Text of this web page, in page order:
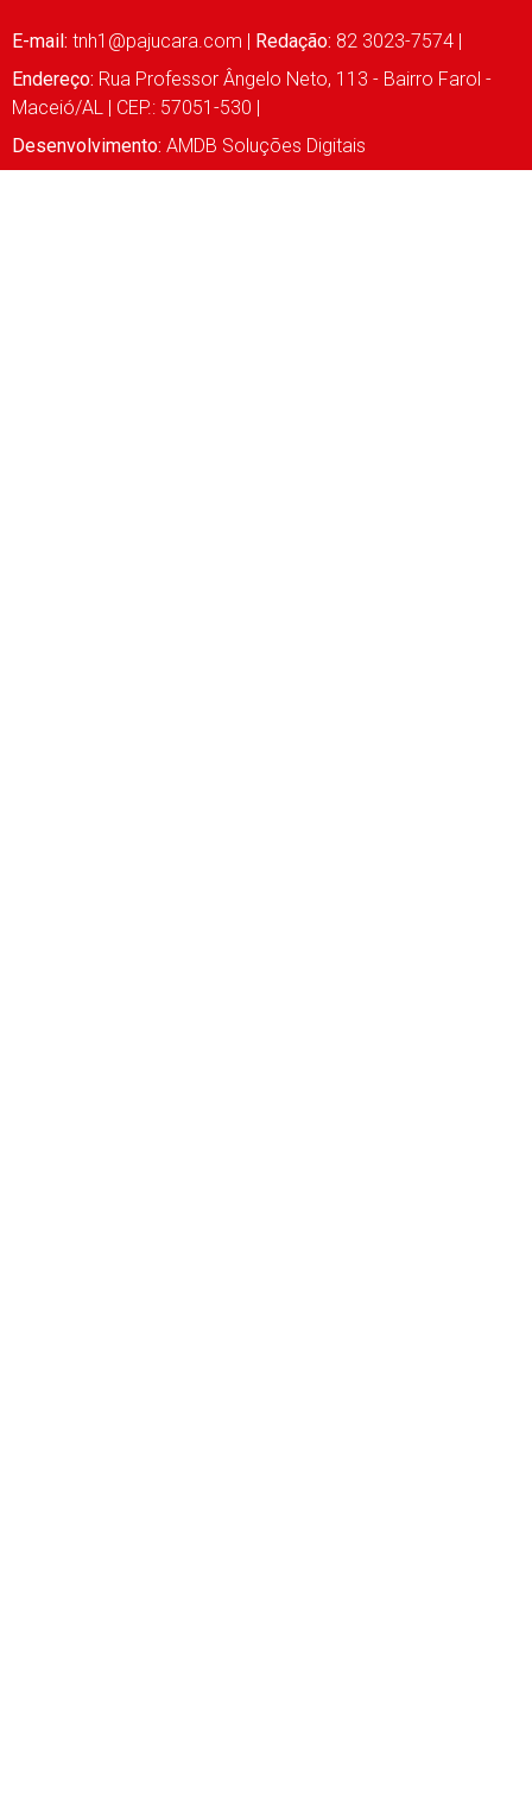
E-mail: tnh1@pajucara.com Redação: 82 3023-7574 |
Endereço: Rua Professor Ângelo Neto, 113 - Bairro Farol -
Maceió/AL | CEP.: 57051-530 |
Desenvolvimento: AMDB Soluções Digitais